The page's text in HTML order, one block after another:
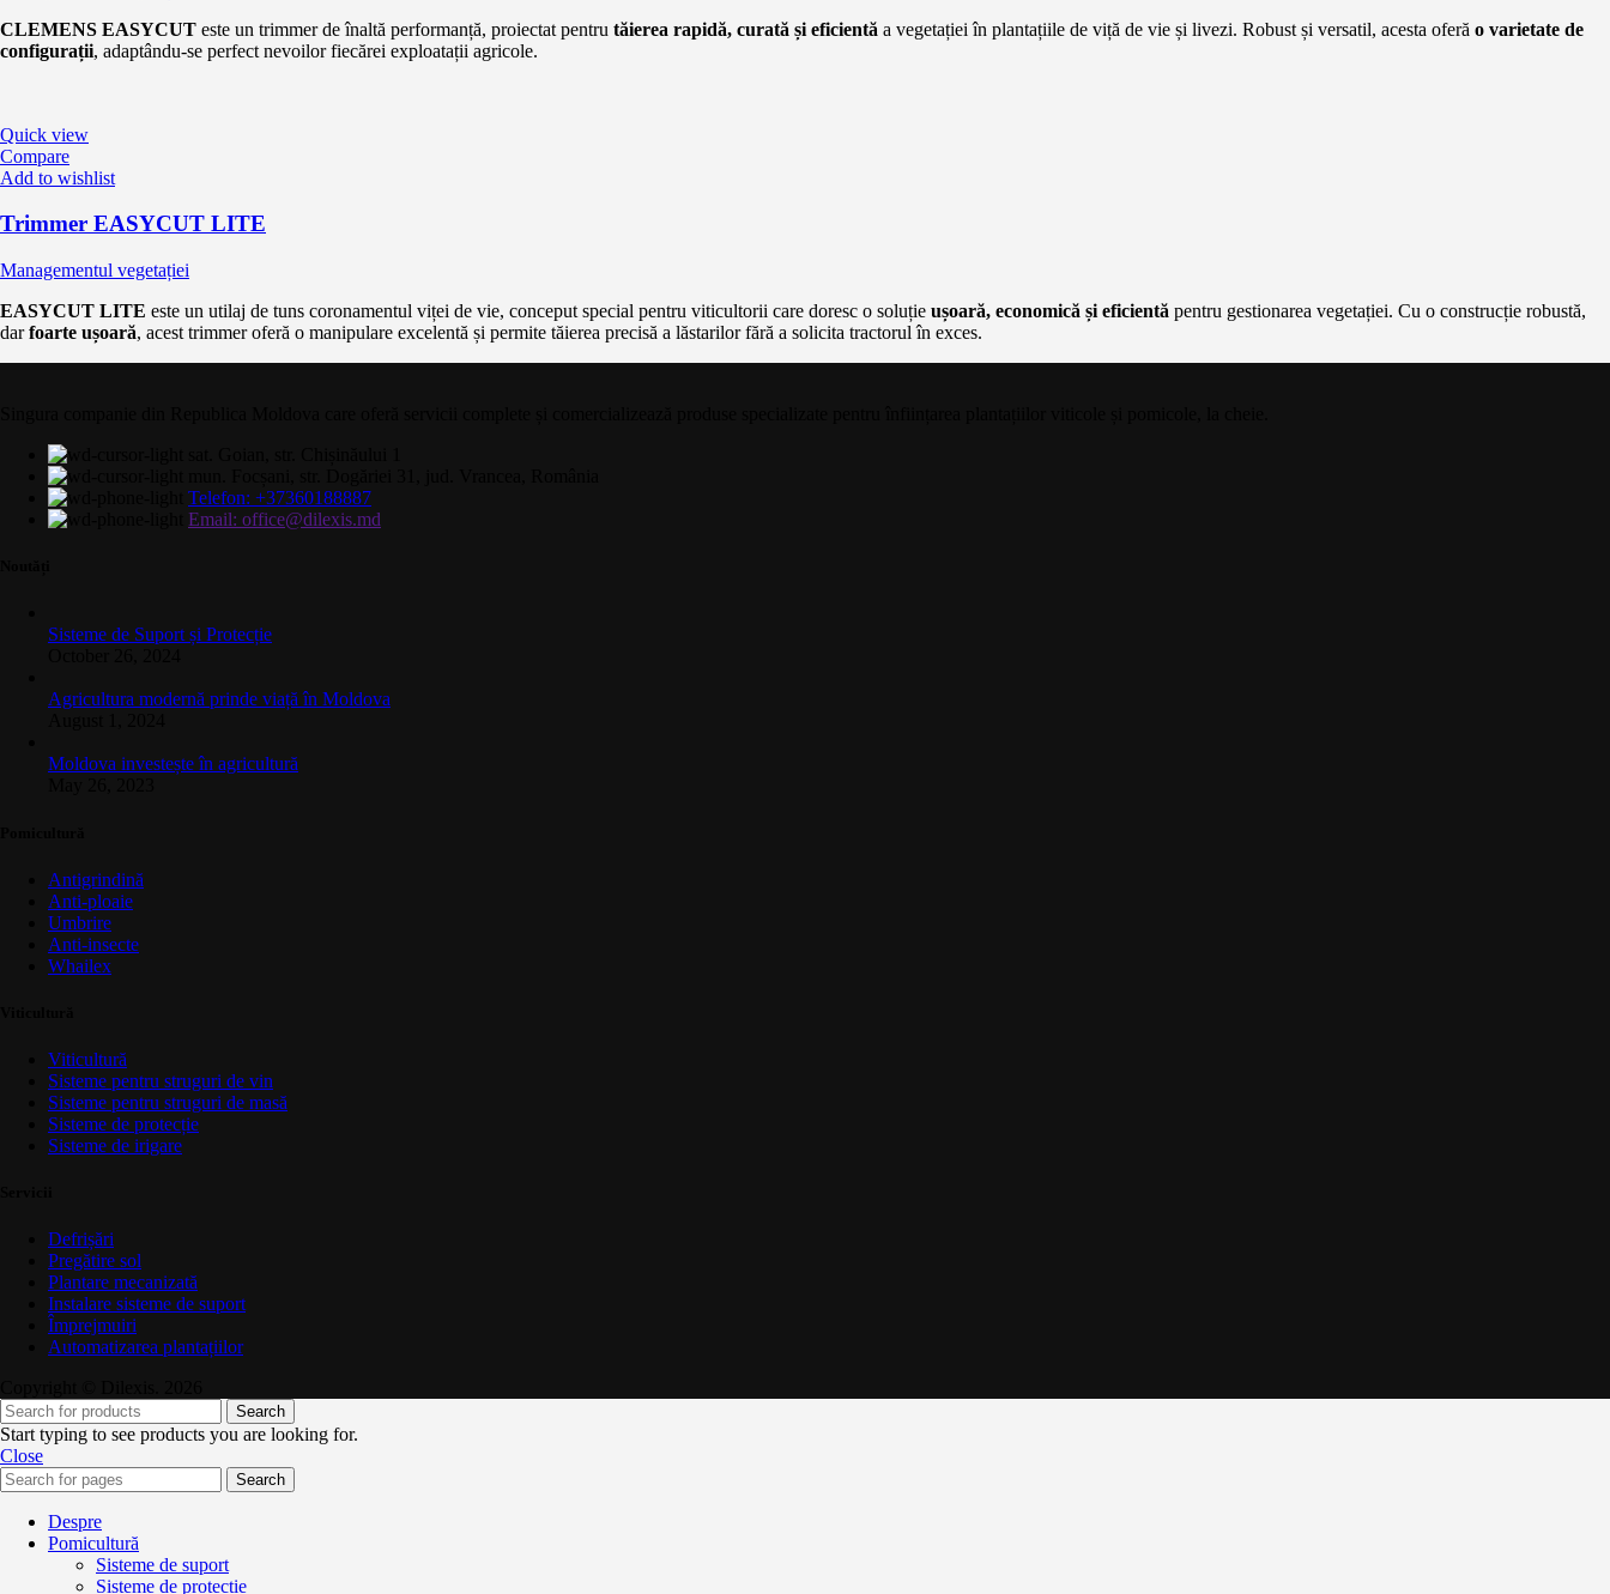
CLEMENS EASYCUT este un trimmer de înaltă performanță, proiectat pentru tăierea rapidă, curată și eficientă a vegetației în plantațiile de viță de vie și livezi. Robust și versatil, acesta oferă o varietate de
configurații, adaptându-se perfect nevoilor fiecărei exploatații agricole.
Quick view
Compare
Add to wishlist
Trimmer EASYCUT LITE
Managementul vegetației
EASYCUT LITE este un utilaj de tuns coronamentul viței de vie, conceput special pentru viticultorii care doresc o soluție ușoară, economică și eficientă pentru gestionarea vegetației. Cu o construcție robustă,
darfoarte ușoară, acest trimmer oferă o manipulare excelentă și permite tăierea precisă a lăstarilor fără a solicita tractorul în exces.
Telefon: +37360188887
Email: office@dilexis.md
Sisteme de Suport și Protecție
Agricultura modernă prinde viață în Moldova
Moldova investește în agricultură
Antigrindină
Anti-ploaie
Umbrire
Anti-insecte
Whailex
Viticultură
Sisteme pentru struguri de vin
Sisteme pentru struguri de masă
Sisteme de protecție
Sisteme de irigare
Defrișări
Pregătire sol
Plantare mecanizată
Instalare sisteme de suport
Împrejmuiri
Automatizarea plantațiilor
Search
Start typing to see products you are looking for.
Close
Search
Despre
Pomicultură
Sisteme de suport
Sisteme de protecție